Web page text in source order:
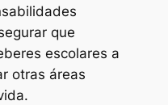
que
escolares a
otras áreas